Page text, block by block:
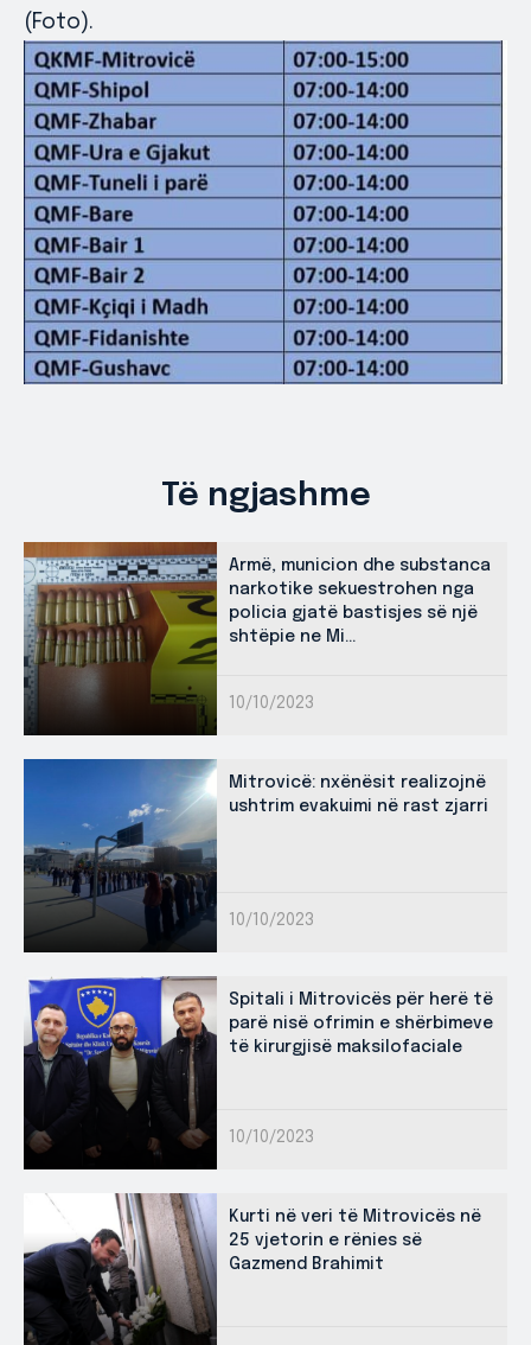
(Foto).
Të ngjashme
Armë, municion dhe substanca
narkotike sekuestrohen nga
policia gjatë bastisjes së një
shtëpie ne Mi...
10/10/2023
Mitrovicë: nxënësit realizojnë
ushtrim evakuimi në rast zjarri
10/10/2023
Spitali i Mitrovicës për herë të
parë nisë ofrimin e shërbimeve
të kirurgjisë maksilofaciale
10/10/2023
Kurti në veri të Mitrovicës në
25 vjetorin e rënies së
Gazmend Brahimit